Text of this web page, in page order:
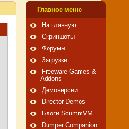
Главное меню
На главную
Скриншоты
Форумы
Загрузки
Freeware Games &
Addons
Демоверсии
Director Demos
Блоги ScummVM
Dumper Companion